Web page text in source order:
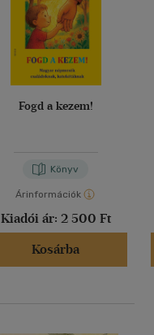
Fogd a kezem!
Könyv
Árinformációk
Kiadói ár: 2 500 Ft
Kosárba